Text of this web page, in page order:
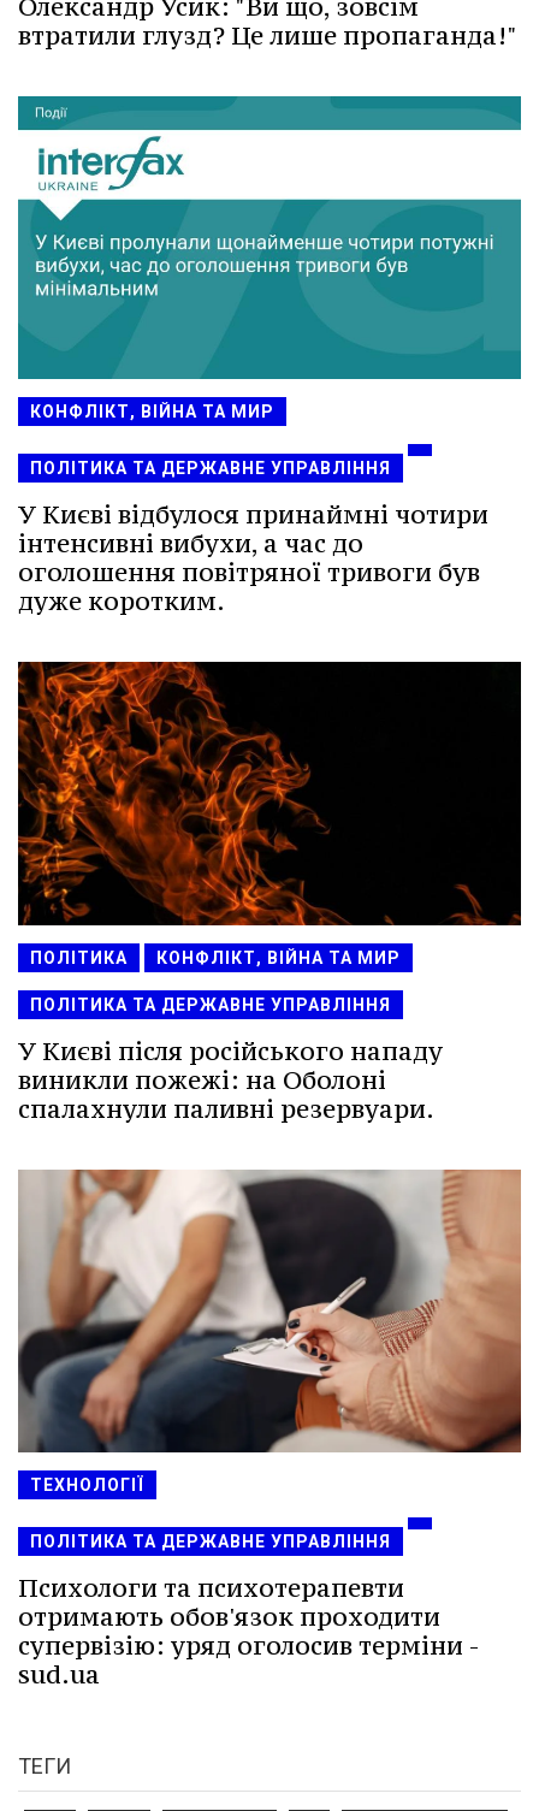
втратили глузд? Це лише пропаганда!"
КОНФЛІКТ, ВІЙНА ТА МИР
ПОЛІТИКА ТА ДЕРЖАВНЕ УПРАВЛІННЯ
У Києві відбулося принаймні чотири
інтенсивні вибухи, а час до
оголошення повітряної тривоги був
дуже коротким.
ПОЛІТИКА КОНФЛІКТ, ВІЙНА ТА МИР
ПОЛІТИКА ТА ДЕРЖАВНЕ УПРАВЛІННЯ
У Києві після російського нападу
виникли пожежі: на Оболоні
спалахнули паливні резервуари.
ТЕХНОЛОГІЇ
ПОЛІТИКА ТА ДЕРЖАВНЕ УПРАВЛІННЯ
Психологи та психотерапевти
отримають обов'язок проходити
супервізію: уряд оголосив терміни -
sud.ua
ТЕГИ